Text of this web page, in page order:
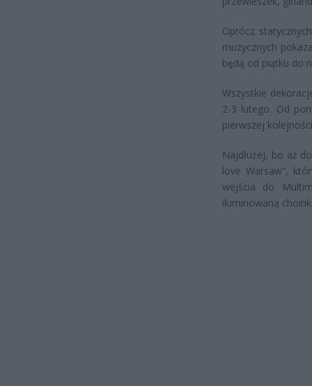
Oprócz
muzycznych
będą od piątku do
Wszystkie
2-3 lutego. Od
pierwszej
Najdłużej, bo aż
love Warsaw”,
wejścia do
iluminowaną